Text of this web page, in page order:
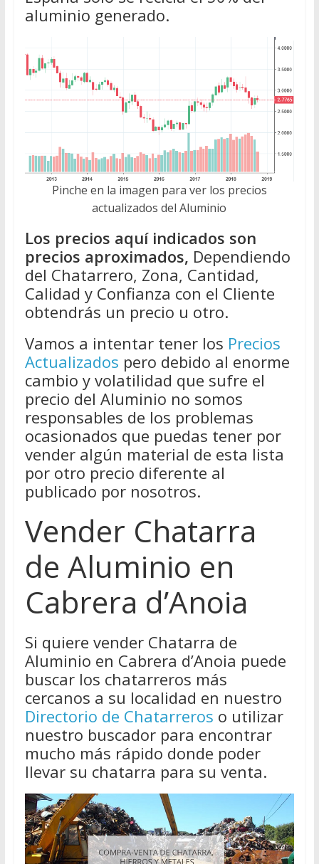
aluminio generado.
Pinche en la imagen para ver los precios
actualizados del Aluminio
Los precios aquí indicados son
precios aproximados, Dependiendo
del Chatarrero, Zona, Cantidad,
Calidad y Confianza con el Cliente
obtendrás un precio u otro.
Vamos a intentar tener los Precios
Actualizados pero debido al enorme
cambio y volatilidad que sufre el
precio del Aluminio no somos
responsables de los problemas
ocasionados que puedas tener por
vender algún material de esta lista
por otro precio diferente al
publicado por nosotros.
Vender Chatarra
de Aluminio en
Cabrera d’Anoia
Si quiere vender Chatarra de
Aluminio en Cabrera d’Anoia puede
buscar los chatarreros más
cercanos a su localidad en nuestro
Directorio de Chatarreros o utilizar
nuestro buscador para encontrar
mucho más rápido donde poder
llevar su chatarra para su venta.